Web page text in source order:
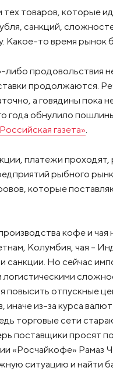
тех товаров, которые
санкций,
Какое-то время
продовольствия
продолжаются.
а говядины пока
года обнулило
газета»
платежи проходят,
рыбного
которые
кофе и
Колумбия, чая –
санкции. Но сейчас
логистическими
повысить отпускные
иначе из-за курса
торговые сети
поставщики просят
«Росчайкофе» Рамаз
ситуацию и найти